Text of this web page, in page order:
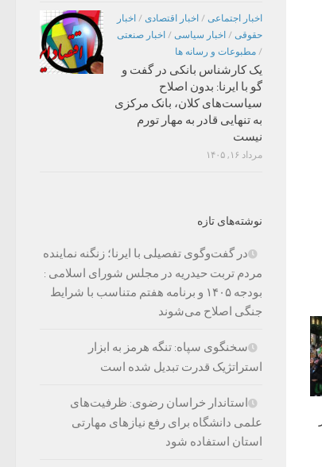
اخبار اجتماعی / اخبار اقتصادی / اخبار
حقوقی / اخبار سیاسی / اخبار صنعتی
/ مطبوعات و رسانه ها
یک کارشناس بانکی در گفت و
گو با ایرنا: بدون اصلاح
سیاست‌های کلان، بانک مرکزی
به تنهایی قادر به مهار تورم
نیست
مرداد ۱۶, ۱۴۰۵
نوشته‌های تازه
در گفت‌وگوی تفصیلی با ایرنا؛ زنگنه نماینده
مردم تربت حیدریه در مجلس شورای اسلامی :
بودجه ۱۴۰۵ و برنامه هفتم متناسب با شرایط
جنگی اصلاح می‌شوند
سخنگوی سپاه: تنگه هرمز به ابزار
استراتژیک قدرت تبدیل شده است
استاندار خراسان رضوی: ظرفیت‌های
علمی دانشگاه برای رفع نیازهای مهارتی
استان استفاده شود